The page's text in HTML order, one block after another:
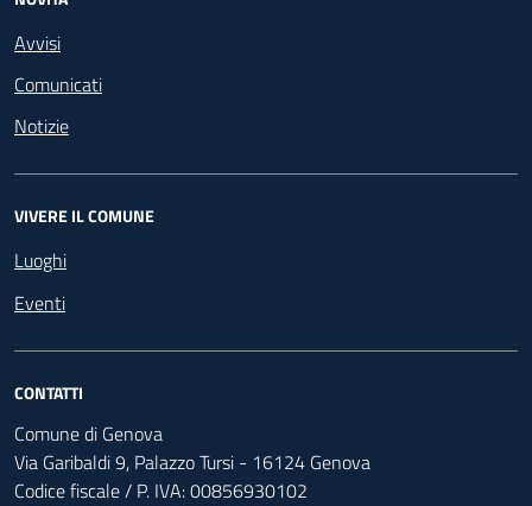
Avvisi
Comunicati
Notizie
VIVERE IL COMUNE
Luoghi
Eventi
CONTATTI
Comune di Genova
Via Garibaldi 9, Palazzo Tursi - 16124 Genova
Codice fiscale / P. IVA: 00856930102